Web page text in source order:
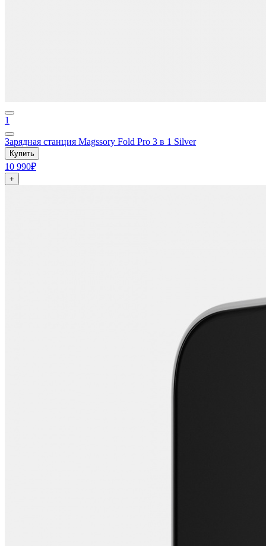
1
Зарядная станция Magssory Fold Pro 3 в 1 Silver
Купить
10 990₽
+